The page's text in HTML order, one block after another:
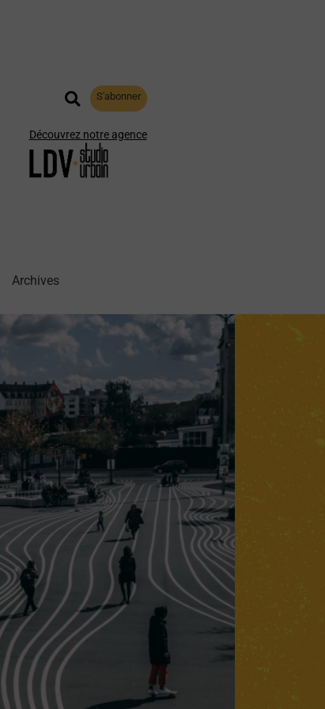
S'abonner
Découvrez notre agence
Archives